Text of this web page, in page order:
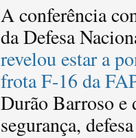
A conferência
da Defesa
revelou estar a
frota F-16 da
Durão Barroso e
segurança,